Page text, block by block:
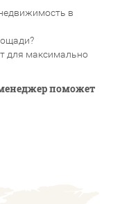
в
для максимально
поможет